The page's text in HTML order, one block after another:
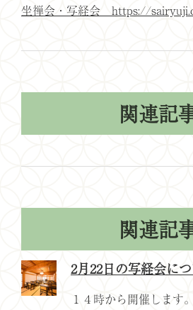
坐禅会・写経会 https://
関連記
関連記
2月22日の写経会に
１４時から開催します